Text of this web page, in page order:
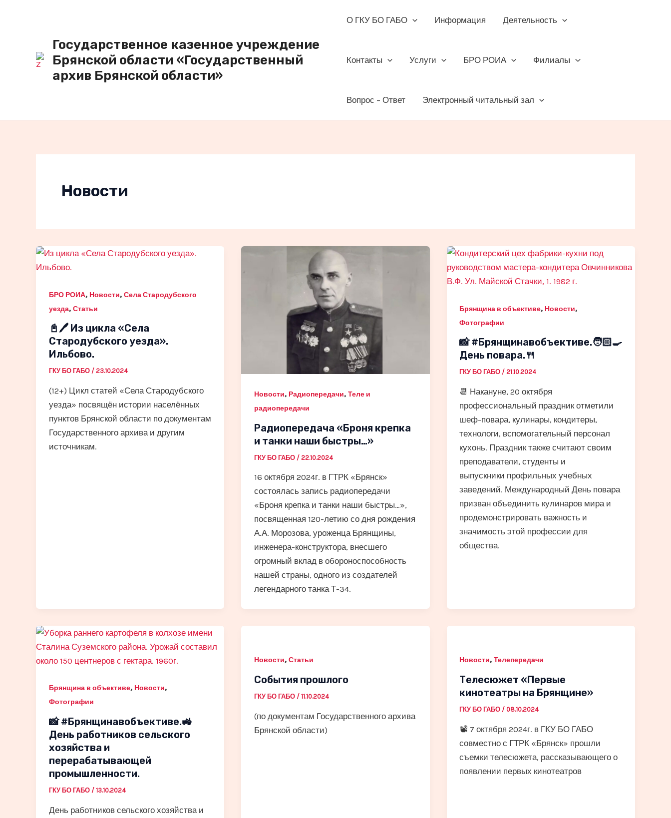
Государственное казенное учреждение
Брянской области «Государственный
архив Брянской области»
О ГКУ БО ГАБО Информация Деятельность
Контакты Услуги БРО РОИА Филиалы
Вопрос – Ответ Электронный читальный зал
Новости
БРО РОИА, Новости, Села Стародубского
уезда, Статьи
📓🖊 Из цикла «Села
Стародубского уезда».
Ильбово.
ГКУ БО ГАБО / 23.10.2024
(12+) Цикл статей «Села Стародубского
уезда» посвящён истории населённых
пунктов Брянской области по документам
Государственного архива и другим
источникам.
Новости, Радиопередачи, Теле и
радиопередачи
Радиопередача «Броня крепка
и танки наши быстры…»
ГКУ БО ГАБО / 22.10.2024
16 октября 2024г. в ГТРК «Брянск»
состоялась запись радиопередачи
«Броня крепка и танки наши быстры…»,
посвященная 120-летию со дня рождения
А.А. Морозова, уроженца Брянщины,
инженера-конструктора, внесшего
огромный вклад в обороноспособность
нашей страны, одного из создателей
легендарного танка Т-34.
Брянщина в объективе, Новости,
Фотографии
📸 #Брянщинавобъективе.🧑🏻‍🍳
День повара.🍴
ГКУ БО ГАБО /21.10.2024
📆 Накануне, 20 октября
профессиональный праздник отметили
шеф-повара, кулинары, кондитеры,
технологи, вспомогательный персонал
кухонь. Праздник также считают своим
преподаватели, студенты и
выпускники профильных учебных
заведений. Международный День повара
призван объединить кулинаров мира и
продемонстрировать важность и
значимость этой профессии для
общества.
Брянщина в объективе, Новости,
Фотографии
📸 #Брянщинавобъективе.🚜
День работников сельского
хозяйства и
перерабатывающей
промышленности.
ГКУ БО ГАБО / 13.10.2024
День работников сельского хозяйства и
Новости, Статьи
События прошлого
ГКУ БО ГАБО / 11.10.2024
(по документам Государственного архива
Брянской области)
Новости,Телепередачи
Телесюжет «Первые
кинотеатры на Брянщине»
ГКУ БО ГАБО / 08.10.2024
📽️ 7 октября 2024г. в ГКУ БО ГАБО
совместно с ГТРК «Брянск» прошли
съемки телесюжета, рассказывающего о
появлении первых кинотеатров